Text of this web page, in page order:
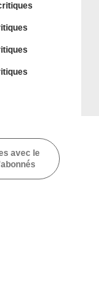
avec le